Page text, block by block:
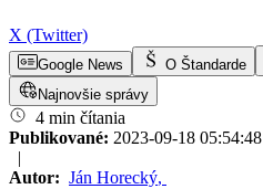
X (Twitter)
Google News O Štandarde
Najnovšie správy
4 min čítania
Publikované: 2023-09-18 05:54:48
|
Autor: Ján Horecký,